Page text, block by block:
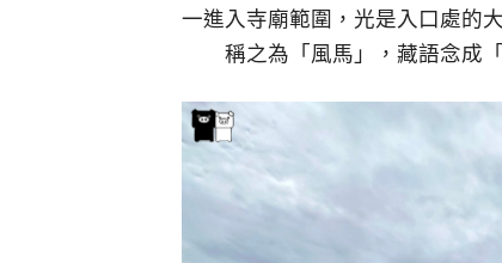
一進入寺廟範圍，光是入口處的
稱之為「風馬」，藏語念成